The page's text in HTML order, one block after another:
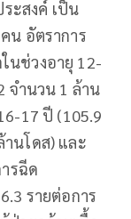
ะสงค์ เป็น
น อัตราการ
นช่วงอายุ 12-
จำนวน 1 ล้าน
17 ปี (105.9
านโดส) และ
รฉีด
รายต่อการ